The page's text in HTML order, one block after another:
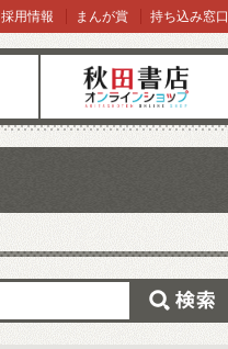
オンラインショップ
採用情報 まんが賞 持ち込み窓口